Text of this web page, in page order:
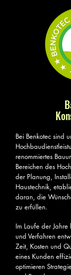
Bei Benkotec sind
renommiertes
Bereichen des
der Planung,
Haustechnik,
daran, die
zu erfüllen.
Im Laufe der
und Verfahren
Zeit, Kosten und
eines Kunden
optimieren